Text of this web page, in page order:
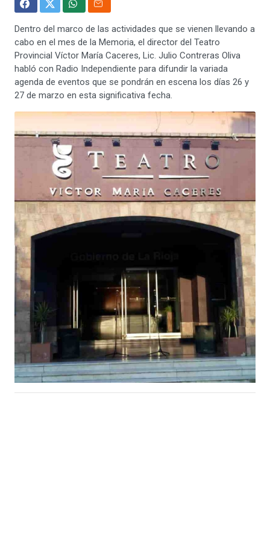
Dentro del marco de las actividades que se vienen llevando a
cabo en el mes de la Memoria, el director del Teatro
Provincial Víctor María Caceres, Lic. Julio Contreras Oliva
habló con Radio Independiente para difundir la variada
agenda de eventos que se pondrán en escena los días 26 y
27 de marzo en esta significativa fecha.